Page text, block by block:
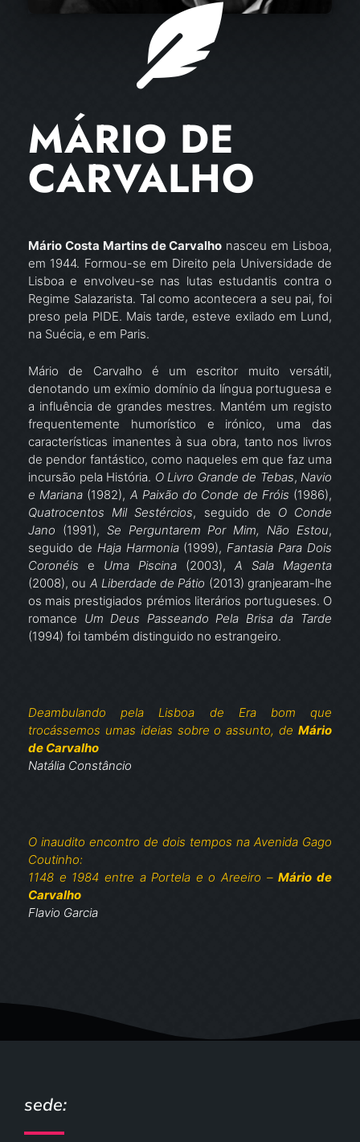
MÁRIO DE
CARVALHO
Mário Costa Martins de Carvalho nasceu em Lisboa,
em 1944. Formou-se em Direito pela Universidade de
Lisboa e envolveu-se nas lutas estudantis contra o
Regime Salazarista. Tal como acontecera a seu pai, foi
preso pela PIDE. Mais tarde, esteve exilado em Lund,
na Suécia, e em Paris.
Mário de Carvalho é um escritor muito versátil,
denotando um exímio domínio da língua portuguesa e
a influência de grandes mestres. Mantém um registo
frequentemente humorístico e irónico, uma das
características imanentes à sua obra, tanto nos livros
de pendor fantástico, como naqueles em que faz uma
incursão pela História. O Livro Grande de Tebas, Navio
e Mariana (1982), A Paixão do Conde de Fróis (1986),
Quatrocentos Mil Sestércios, seguido de O Conde
Jano (1991), Se Perguntarem Por Mim, Não Estou,
seguido de Haja Harmonia(1999),Fantasia Para Dois
Coronéis e Uma Piscina (2003), A Sala Magenta
(2008), ou A Liberdade de Pátio (2013) granjearam-lhe
os mais prestigiados prémios literários portugueses. O
romance Um Deus Passeando Pela Brisa da Tarde
(1994) foi também distinguido no estrangeiro.
Deambulando pela Lisboa de Era bom que
trocássemos umas ideias sobre o assunto, de Mário
de Carvalho
Natália Constâncio
O inaudito encontro de dois tempos na Avenida Gago
Coutinho:
1148 e 1984 entre a Portela e o Areeiro –Mário de
Carvalho
Flavio Garcia
sede: